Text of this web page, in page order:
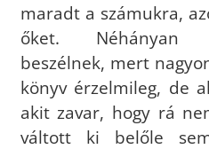
maradt a számukra,
őket. Néhányan
beszélnek, mert
könyv érzelmileg, de
akit zavar, hogy rá
váltott ki belőle